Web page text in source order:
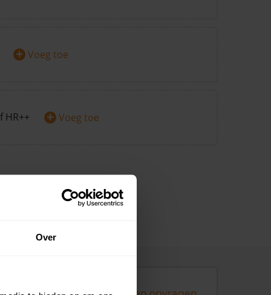
Over
+ Voeg toe
HR++ + Voeg toe